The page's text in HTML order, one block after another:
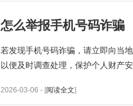
怎么举报手机号码诈骗
若发现手机号码诈骗，请立即向当
以便及时调查处理，保护个人财产
2026-03-06 - [阅读全文]